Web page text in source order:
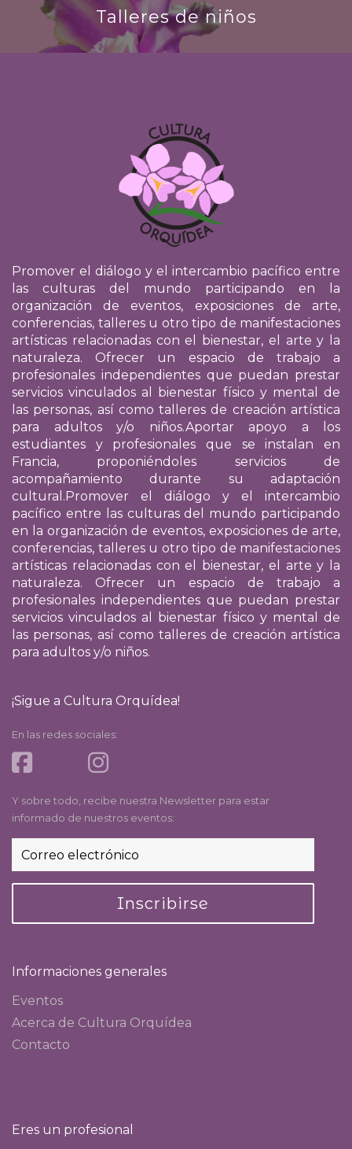
Talleres de niños
Promover el diálogo y el intercambio pacífico entre
las culturas del mundo participando en la
organización de eventos, exposiciones de arte,
conferencias, talleres u otro tipo de manifestaciones
artísticas relacionadas con el bienestar, el arte y la
naturaleza. Ofrecer un espacio de trabajo a
profesionales independientes que puedan prestar
servicios vinculados al bienestar físico y mental de
las personas, así como talleres de creación artística
para adultos y/o niños.Aportar apoyo a los
estudiantes y profesionales que se instalan en
Francia, proponiéndoles servicios de
acompañamiento durante su adaptación
cultural.Promover el diálogo y el intercambio
pacífico entre las culturas del mundo participando
en la organización de eventos, exposiciones de arte,
conferencias, talleres u otro tipo de manifestaciones
artísticas relacionadas con el bienestar, el arte y la
naturaleza. Ofrecer un espacio de trabajo a
profesionales independientes que puedan prestar
servicios vinculados al bienestar físico y mental de
las personas, así como talleres de creación artística
para adultos y/o niños.
¡Sigue a Cultura Orquídea!
En las redes sociales:
Y sobre todo, recibe nuestra Newsletter para estar
informado de nuestros eventos:
Inscribirse
Informaciones generales
Eventos
Acerca de Cultura Orquídea
Contacto
Eres un profesional